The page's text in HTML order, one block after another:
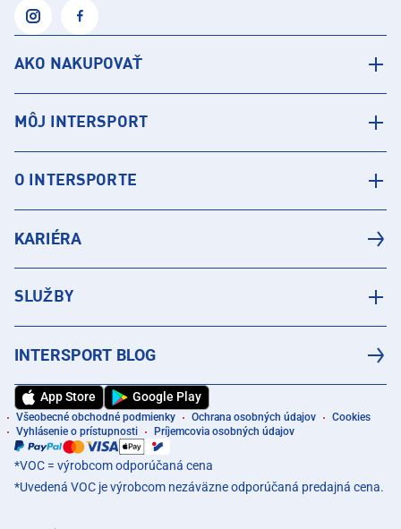
AKO NAKUPOVAŤ
MÔJ INTERSPORT
O INTERSPORTE
KARIÉRA
SLUŽBY
INTERSPORT BLOG
App Store Google Play
Všeobecné obchodné podmienky Ochrana osobných údajov
Cookies
Vyhlásenie o prístupnosti
Príjemcovia osobných údajov
*VOC = výrobcom odporúčaná cena
*Uvedená VOC je výrobcom nezáväzne odporúčaná predajná cena.